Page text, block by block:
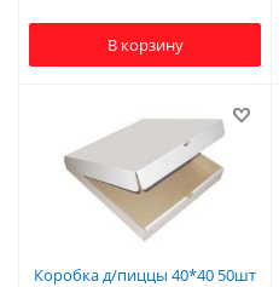
В корзину
Коробка д/пиццы 40*40 50шт